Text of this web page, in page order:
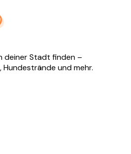
deiner Stadt finden –
und mehr.